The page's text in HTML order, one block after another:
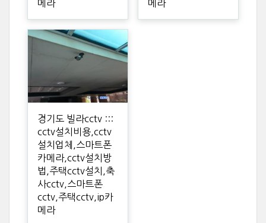
메라
메라
경기도 빌라cctv :::
cctv설치비용,cctv
설치업체,스마트폰
카메라,cctv설치방
법,주택cctv설치,축
사cctv,스마트폰
cctv,주택cctv,ip카
메라